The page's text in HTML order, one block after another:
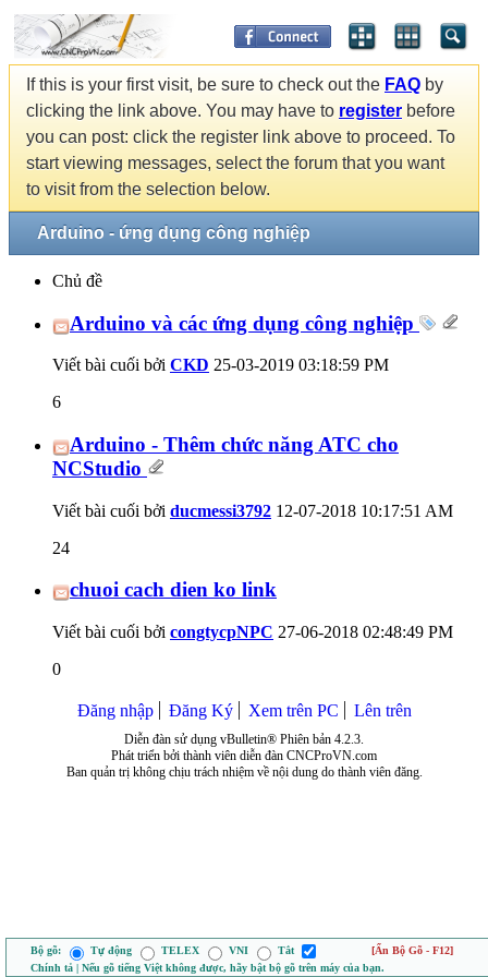
If this is your first visit, be sure to check out the FAQ by
clicking the link above. You may have to register before
you can post: click the register link above to proceed. To
start viewing messages, select the forum that you want
to visit from the selection below.
Arduino - ứng dụng công nghiệp
Chủ đề
Arduino và các ứng dụng công nghiệp
Viết bài cuối bởi CKD 25-03-2019 03:18:59 PM
6
Arduino - Thêm chức năng ATC cho
NCStudio
Viết bài cuối bởi ducmessi3792 12-07-2018 10:17:51 AM
24
chuoi cach dien ko link
Viết bài cuối bởi congtycpNPC 27-06-2018 02:48:49 PM
0
Đăng nhập Đăng Ký Xem trên PC Lên trên
Diễn đàn sử dụng vBulletin® Phiên bản 4.2.3.
Phát triển bởi thành viên diễn đàn CNCProVN.com
Ban quản trị không chịu trách nhiệm về nội dung do thành viên đăng.
Bộ gõ: Tự động TELEX VNI Tắt
[Ẩn Bộ Gõ - F12]
Chính tả | Nếu gõ tiếng Việt không được, hãy bật bộ gõ trên máy của bạn.